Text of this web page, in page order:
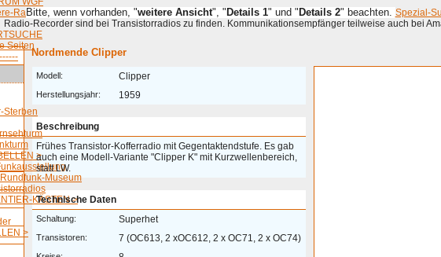
Radios
Seiten
Sterben
>
Museum
KÄSTEN >
>
Bitte, wenn vorhanden, "weitere Ansicht", " Details 1" und " Details 2" beachten. Spezial-
Radio-Recorder sind bei Transistorradios zu finden. Kommunikationsempfänger teilweise auch bei
Nordmende Clipper
Modell: Clipper
Herstellungsjahr: 1959
Beschreibung
Frühes Transistor-Kofferradio mit Gegentaktendstufe. Es gab
auch eine Modell-Variante "Clipper K" mit Kurzwellenbereich,
statt LW.
Technische Daten
Schaltung: Superhet
Transistoren: 7 (OC613, 2 xOC612, 2 x OC71, 2 x OC74)